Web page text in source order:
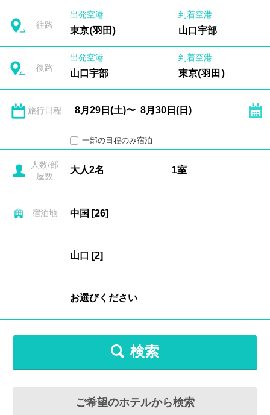
往路
出発空港
東京(羽田)
到着空港
山口宇部
復路
出発空港
山口宇部
到着空港
東京(羽田)
旅行日程
一部の日程のみ宿泊
人数/部
屋数
宿泊地
検索
ご希望のホテルから検索